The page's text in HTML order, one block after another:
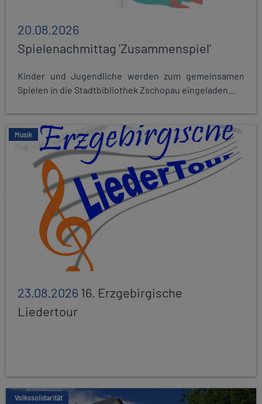
20.08.2026
Spielenachmittag 'Zusammenspiel'
Kinder und Jugendliche werden zum gemeinsamen
Spielen in die Stadtbibliothek Zschopau eingeladen...
Musik
23.08.202616. Erzgebirgische
Liedertour
Volkssolidarität